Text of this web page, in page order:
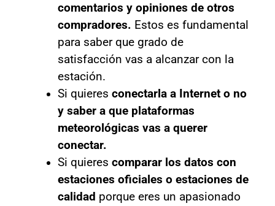
comentarios y opiniones de otros
compradores. Estos es fundamental
para saber que grado de
satisfacción vas a alcanzar con la
estación.
Si quieres conectarla a Internet o no
y saber a que plataformas
meteorológicas vas a querer
conectar.
Si quieres comparar los datos con
estaciones oficiales o estaciones de
calidad porque eres un apasionado